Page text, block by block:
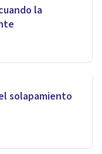
la
solapamiento